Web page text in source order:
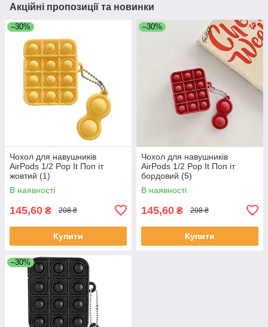
Акційні пропозиції та новинки
–30%
Чохол для навушників
AirPods 1/2 Pop It Поп іт
жовтий (1)
В наявності
145,60 ₴ 208 ₴
Купити
–30%
Чохол для навушників
AirPods 1/2 Pop It Поп іт
бордовий (5)
В наявності
145,60 ₴ 208 ₴
Купити
–30%